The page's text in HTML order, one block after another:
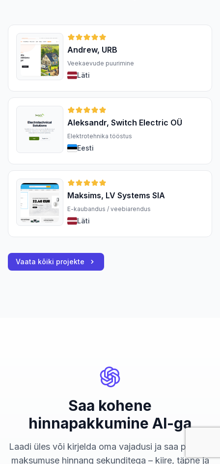
Andrew, URB
Veekaevude puurimine
Läti
Aleksandr, Switch Electric OÜ
Elektrotehnika tööstus
Eesti
Maksims, LV Systems SIA
E-kaubandus / veebiarendus
Läti
Vaata kõiki projekte
Saa kohene
hinnapakkumine AI-ga
Laadi üles või kirjelda oma vajadusi ja saa projekti
maksumuse hinnang sekunditega – kiire, täpne ja